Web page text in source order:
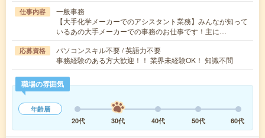
仕事内容
一般事務
【大手化学メーカーでのアシスタント業務】みんなが知って
いるあの大手メーカーでの事務のお仕事です！主に…
応募資格
パソコンスキル不要 / 英語力不要
事務経験のある方大歓迎！！ 業界未経験OK！ 知識不問
職場の雰囲気
年齢層
20代
30代 40代 50代 60代